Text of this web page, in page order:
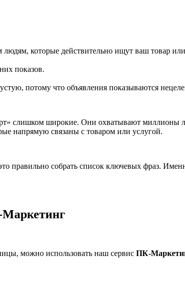
которые действительно ищут ваш товар или
показов.
потому что объявления показываются
слишком широкие. Они охватывают миллионы
напрямую связаны с товаром или услугой.
правильно собрать список ключевых фраз.
Маркетинг
можно использовать наш сервис ПК-